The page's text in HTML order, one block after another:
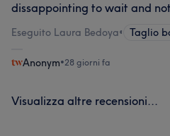
dissappointing to wait and
Eseguito Laura Bedoya• Taglio
Anonym•28 giorni fa
Visualizza altre recensioni...